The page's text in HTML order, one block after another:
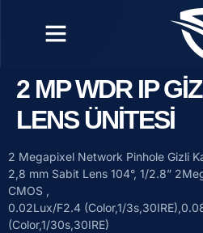
2 MP WDR IP
LENS ÜNİTESİ
2 Megapixel Network Pinhole Gizli
2,8 mm Sabit Lens 104°, 1/2.8”
CMOS ,
0.02Lux/F2.4 (Color,1/
(Color,1/30s,30IRE)